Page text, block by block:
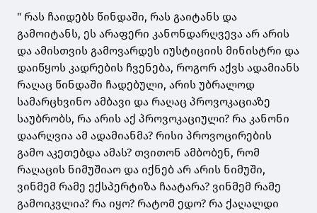
" რას ჩაიდებს წინდაში, რას გაიტანს და
გამოიტანს, ეს არაფერი კანონდარღვევა არ არის
და ამისთვის გამოვარდეს იუსტიციის მინისტრი და
დაიწყოს კადრების ჩვენება, როგორ აქვს ადამიანს
რაღაც წინდაში ჩადებული, არის უბრალოდ
სამარცხვინო ამბავი და რაღაც პროვოკაციაზე
საუბრობს, რა არის აქ პროვოკაციული? რა კანონი
დაარღვია ამ ადამიანმა? რისი პროვოცირების
გამო აკეთებდა ამას? თვითონ ამბობენ, რომ
რაღაცის ნიმუშიაო და იქნებ არ არის ნიმუში,
ვინმემ რამე ექსპერტიზა ჩაატარა? ვინმემ რამე
გამოიკვლია? რა იყო? რატომ ედო? რა ქაღალდი